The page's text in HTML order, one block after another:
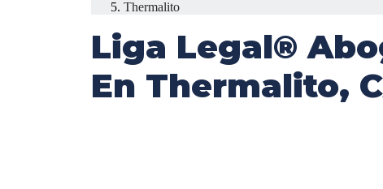
Thermalito
Liga Legal®
En Thermalito,